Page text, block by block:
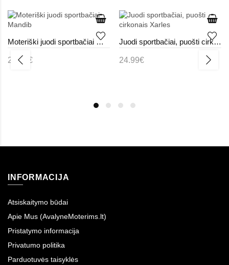
Moteriški juodi sportbačiai Mandib
25.99€
Juodi sportbačiai, puošti cirkonais Xarles
24.99€
INFORMACIJA
Atsiskaitymo būdai
Apie Mus (AvalyneMoterims.lt)
Pristatymo informacija
Privatumo politika
Parduotuvės taisyklės